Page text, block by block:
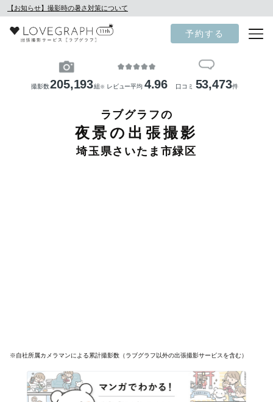
【お知らせ】撮影時の暑さ対策について
予約する
撮影数205,193組 ※ レビュー平均 4.96 口コミ 53,473件
ラブグラフの
夜景の出張撮影
埼玉県さいたま市緑区
※自社所属カメラマンによる累計撮影数（ラブグラフ以外の出張撮影サービスを含む）